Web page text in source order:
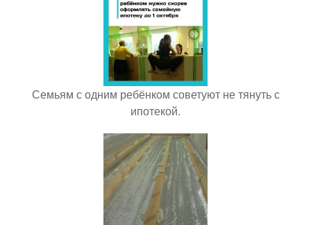
Семьям с одним ребёнком советуют не тянуть с
ипотекой.